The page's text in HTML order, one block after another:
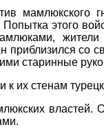
мамлюкского
этого
со
старинные
к их стенам
властей.